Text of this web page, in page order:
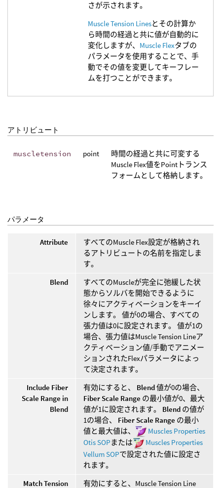
さが示されます。
Muscle Tension Linesとその計算か
ら時間の経過と共に値が自動的に
変化しますが、 Muscle Flexタブの
パラメータを使用することで、手
動でその値を変更してキーフレー
ムを打つことができます。
アトリビュート
muscletension point
時間の経過と共に可変する
Muscle Flex値をPointトランス
フォームとして格納します。
パラメータ
Attribute
すべてのMuscle Flex設定が格納され
るアトリビュートの名前を指定しま
す。
Blend
すべてのMuscleが完全に弛緩した状
態からソルバを開始できるように
徐々にアクティベーションをキーイ
ンします。 値が0の場合、すべての
張力値は0に設定されます。 値が1の
場合、張力値はMuscle Tension Lineア
クティベーション値/手動でアニメー
ションされたFlexパラメータによっ
て決定されます。
Include Fiber
Scale Range in
Blend
有効にすると、 Blend値が0の場合、
Fiber Scale Range の最小値が0、最大
値が1に設定されます。 Blend の値が
1の場合、 Fiber Scale Range の最小
値と最大値は、
Muscles Properties
Otis SOPまたは
Muscles Properties
Vellum SOPで設定された値に設定さ
れます。
Match Tension
有効にすると、Muscle Tension Line